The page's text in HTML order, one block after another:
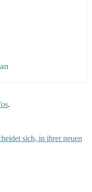
.
sich, in ihrer neuen